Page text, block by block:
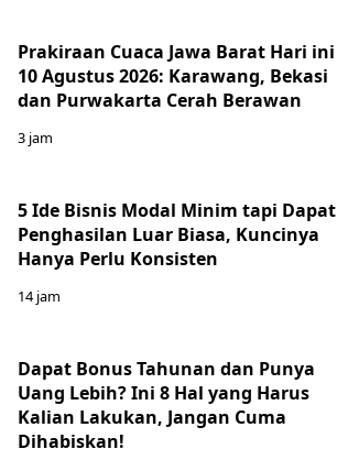
Prakiraan Cuaca Jawa Barat Hari ini
10 Agustus 2026: Karawang, Bekasi
dan Purwakarta Cerah Berawan
3 jam
5 Ide Bisnis Modal Minim tapi Dapat
Penghasilan Luar Biasa, Kuncinya
Hanya Perlu Konsisten
14 jam
Dapat Bonus Tahunan dan Punya
Uang Lebih? Ini 8 Hal yang Harus
Kalian Lakukan, Jangan Cuma
Dihabiskan!